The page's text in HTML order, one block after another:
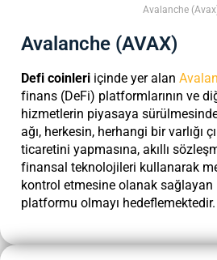
Avalanche
Avalanche (AVAX)
Defi coinleri içinde yer alan
finans (DeFi) platformlarının ve
hizmetlerin piyasaya
ağı, herkesin, herhangi bir varlığı
ticaretini yapmasına, akıllı
finansal teknolojileri kullanarak
kontrol etmesine olanak
platformu olmayı hedeflemektedir.